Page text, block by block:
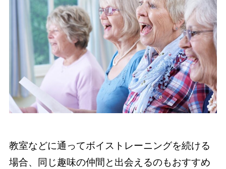
教室などに通ってボイストレーニングを続ける
場合、同じ趣味の仲間と出会えるのもおすすめ